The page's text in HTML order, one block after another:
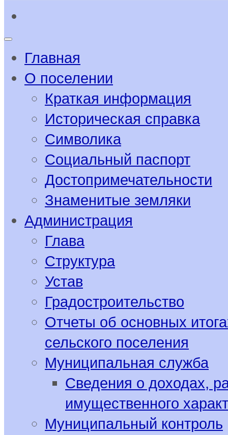
Главная
О поселении
Краткая информация
Историческая справка
Символика
Социальный паспорт
Достопримечательности
Знаменитые земляки
Администрация
Глава
Структура
Устав
Градостроительство
Отчеты об основных
сельского поселения
Муниципальная служба
Сведения о доходах,
имущественного
Муниципальный контроль